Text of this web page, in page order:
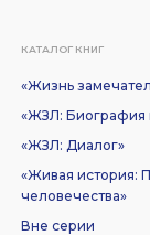
КАТАЛОГ КНИГ
«Жизнь
«ЖЗЛ: Биография
«ЖЗЛ: Диалог»
«Живая история:
человечества»
Вне серии